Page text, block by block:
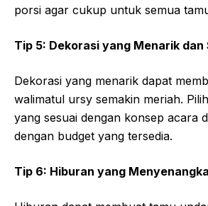
porsi agar cukup untuk semua
Tip 5: Dekorasi yang Menarik dan
Dekorasi yang menarik dapat
walimatul ursy semakin meriah.
yang sesuai dengan konsep acara
dengan budget yang tersedia.
Tip 6: Hiburan yang